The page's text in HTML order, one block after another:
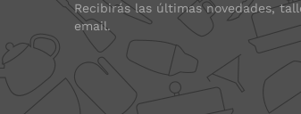
Recibirás las últimas novedades,
email.